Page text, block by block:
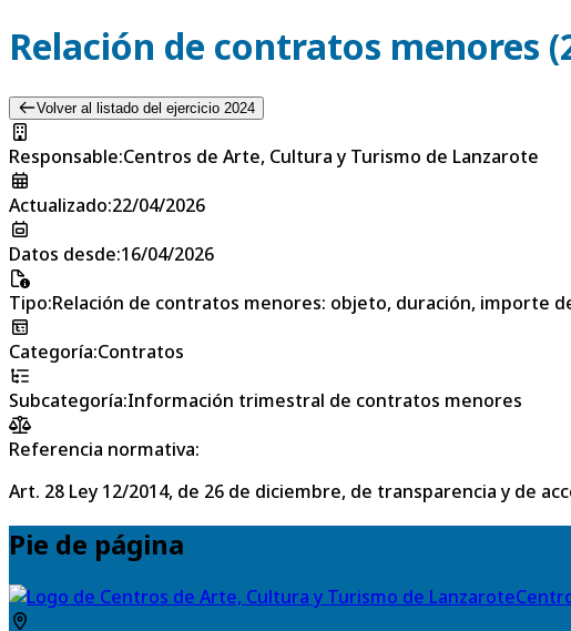
Relación de contratos menores
Volver al listado del ejercicio 2024
Responsable:Centros de Arte, Cultura y Turismo de Lanzarote
Actualizado:22/04/2026
Datos desde:16/04/2026
Tipo:Relación de contratos menores: objeto, duración, importe
Categoría:Contratos
Subcategoría:Información trimestral de contratos menores
Referencia normativa:
Art. 28 Ley 12/2014, de 26 de diciembre, de transparencia y de
Pie de página